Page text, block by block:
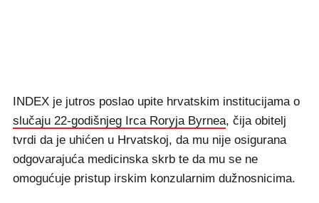
INDEX je jutros poslao upite hrvatskim institucijama o
slučaju 22-godišnjeg Irca Roryja Byrnea, čija obitelj
tvrdi da je uhićen u Hrvatskoj, da mu nije osigurana
odgovarajuća medicinska skrb te da mu se ne
omogućuje pristup irskim konzularnim dužnosnicima.